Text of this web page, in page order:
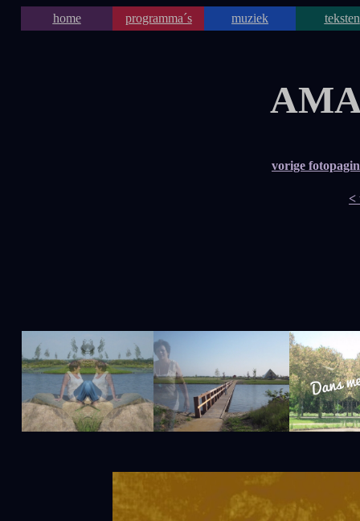
home programma´s muziek teksten
vorige
<